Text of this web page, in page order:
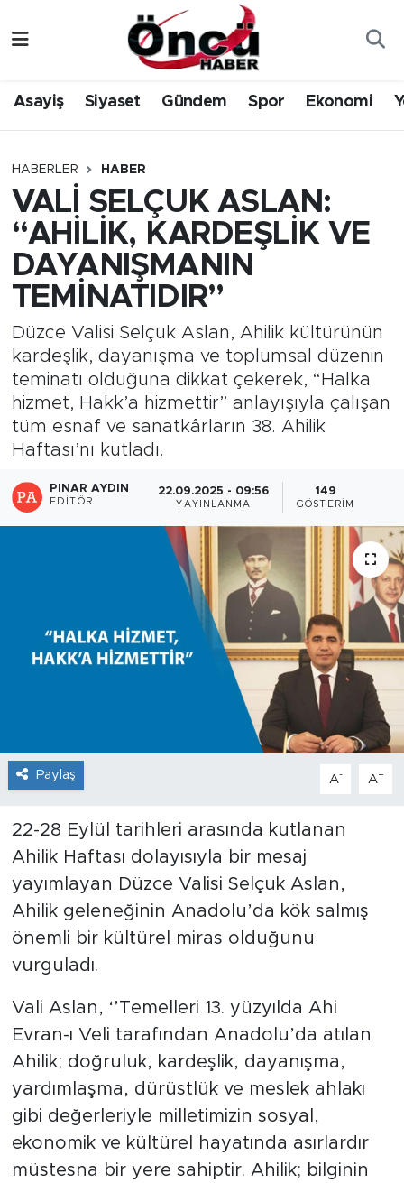
Asayiş Siyaset Gündem Spor Ekonomi
HABERLER HABER
VALİ SELÇUK ASLAN:
“AHİLİK, KARDEŞLİK VE
DAYANIŞMANIN
TEMİNATIDIR”
Düzce Valisi Selçuk Aslan, Ahilik kültürünün
kardeşlik, dayanışma ve toplumsal düzenin
teminatı olduğuna dikkat çekerek, “Halka
hizmet, Hakk’a hizmettir” anlayışıyla çalışan
tüm esnaf ve sanatkârların 38. Ahilik
Haftası’nı kutladı.
PINAR AYDIN
EDITÖR
22.09.2025 - 09:56
YAYINLANMA
149
GÖSTERIM
Paylaş A- A+
22-28 Eylül tarihleri arasında kutlanan
Ahilik Haftası dolayısıyla bir mesaj
yayımlayan Düzce Valisi Selçuk Aslan,
Ahilik geleneğinin Anadolu’da kök salmış
önemli bir kültürel miras olduğunu
vurguladı.
Vali Aslan, ‘’Temelleri 13. yüzyılda Ahi
Evran-ı Veli tarafından Anadolu’da atılan
Ahilik; doğruluk, kardeşlik, dayanışma,
yardımlaşma, dürüstlük ve meslek ahlakı
gibi değerleriyle milletimizin sosyal,
ekonomik ve kültürel hayatında asırlardır
müstesna bir yere sahiptir. Ahilik; bilginin
Gündem
Spor
Siyaset
Yerel Haber
Öncü Radyo Dinle
Öncü TV İzle
Düzce Nöbetçi Eczaneler
Düzce Hava Durumu
Düzce Trafik Yoğunluk Haritası
Süper Lig Puan Durumu ve Fikstür
Tüm Manşetler
Son Dakika Haberleri
Haber Arşivi